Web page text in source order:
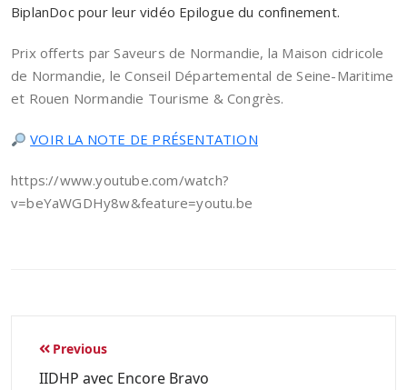
BiplanDoc pour leur vidéo Epilogue du confinement.
Prix offerts par Saveurs de Normandie, la Maison cidricole
de Normandie, le Conseil Départemental de Seine-Maritime
et Rouen Normandie Tourisme & Congrès.
VOIR LA NOTE DE PRÉSENTATION
https://www.youtube.com/watch?
v=beYaWGDHy8w&feature=youtu.be
Previous
IIDHP avec Encore Bravo